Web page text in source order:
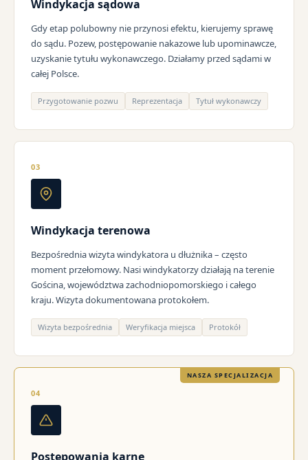
Windykacja sądowa
Gdy etap polubowny nie przynosi efektu, kierujemy sprawę
do sądu. Pozew, postępowanie nakazowe lub upominawcze,
uzyskanie tytułu wykonawczego. Działamy przed sądami w
całej Polsce.
Przygotowanie pozwu Reprezentacja Tytuł wykonawczy
03
Windykacja terenowa
Bezpośrednia wizyta windykatora u dłużnika – często
moment przełomowy. Nasi windykatorzy działają na terenie
Gościna, województwa zachodniopomorskiego i całego
kraju. Wizyta dokumentowana protokołem.
Wizyta bezpośrednia Weryfikacja miejsca Protokół
NASZA SPECJALIZACJA
04
Postępowania karne